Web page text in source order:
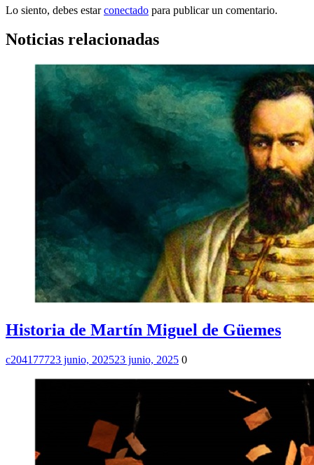
Lo siento, debes estarconectado para publicar un comentario.
Noticias relacionadas
Historia de Martín Miguel de Güemes
c204177723 junio, 202523 junio, 2025 0